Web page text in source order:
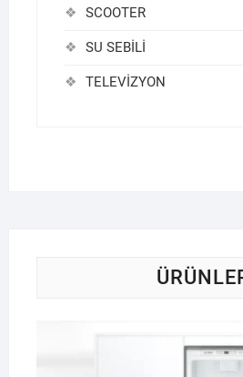
SCOOTER
SU SEBİLİ
TELEVİZYON